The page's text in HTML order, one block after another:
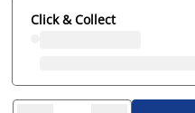
Click & Collect